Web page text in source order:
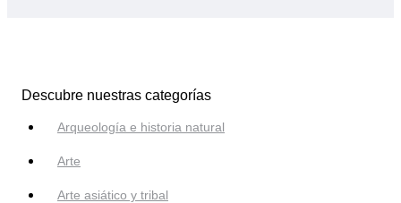
Descubre nuestras categorías
Arqueología e historia natural
Arte
Arte asiático y tribal